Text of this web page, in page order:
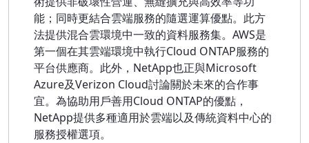
能；同時更結合雲端服務的隨選運算優點。此方
法提供混合雲環境中一致的資料服務集。AWS是
第一個在其雲端環境中執行Cloud ONTAP服務的
平台供應商。此外，NetApp也正與Microsoft
Azure及Verizon Cloud討論關於未來的合作事
宜。為協助用戶善用Cloud ONTAP的優點，
NetApp提供多種適用於雲端以及傳統資料中心的
服務授權選項。